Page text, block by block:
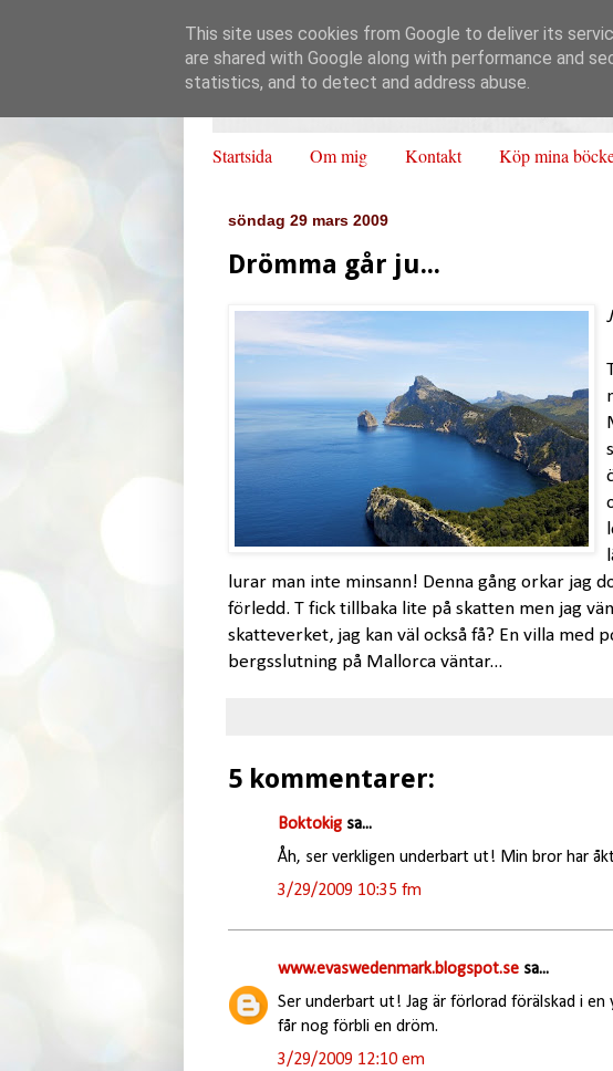
Startsida Om mig Kontakt Köp mina
söndag 29 mars 2009
Drömma går ju...
lurar man inte minsann! Denna gång orkar jag
förledd. T fick tillbaka lite på skatten men jag
skatteverket, jag kan väl också få? En villa med
bergsslutning på Mallorca väntar...
5 kommentarer:
Boktokigsa...
Åh, ser verkligen underbart ut! Min bror har
3/29/2009 10:35 fm
www.evaswedenmark.blogspot.sesa...
Ser underbart ut! Jag är förlorad förälskad i
får nog förbli en dröm.
3/29/2009 12:10 em
This site uses cookies from Google to deliver its
are shared with Google along with performance and
statistics, and to detect and address abuse.